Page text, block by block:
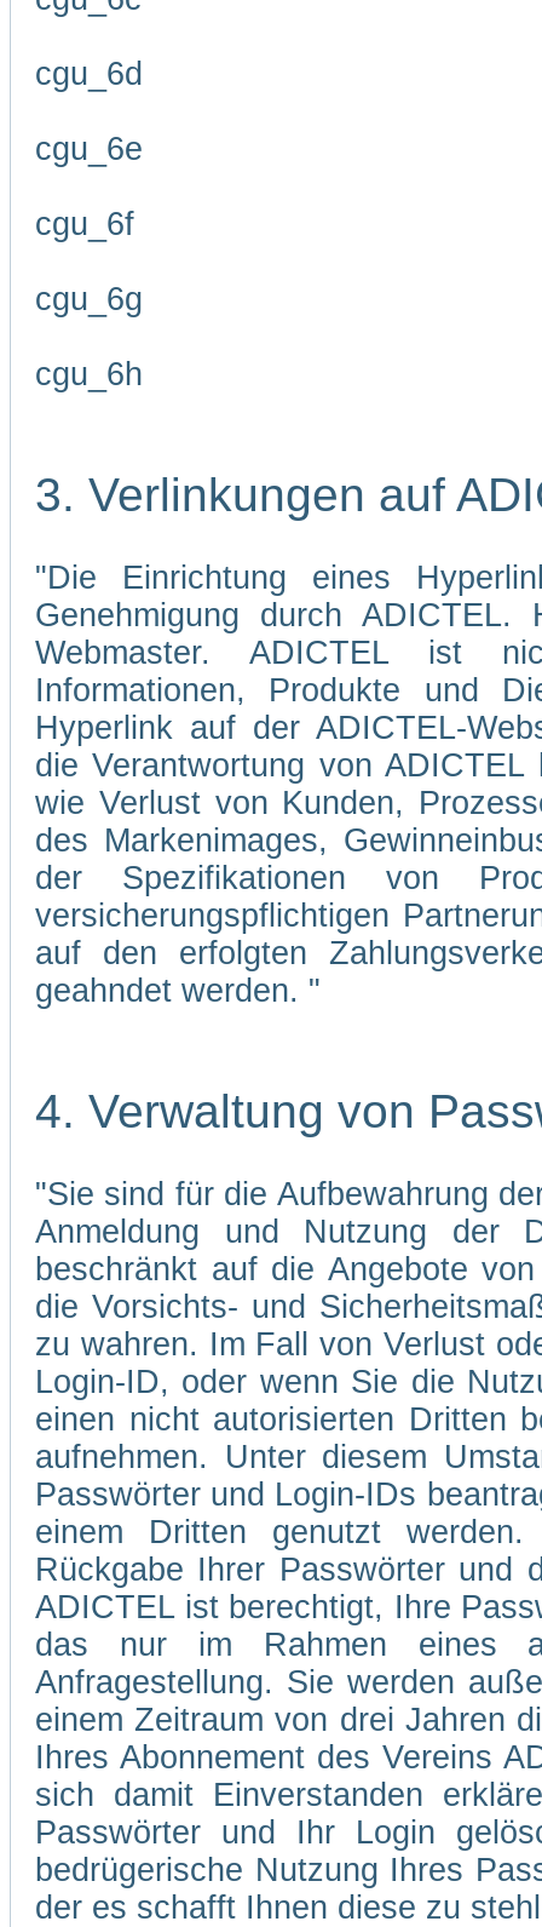
cgu_6d
cgu_6e
cgu_6f
cgu_6g
cgu_6h
3. Verlinkungen auf
"Die Einrichtung eines
Genehmigung durch
Webmaster. ADICTEL ist
Informationen, Produkte und
Hyperlink auf der ADICTEL-
die Verantwortung von
wie Verlust von Kunden,
des Markenimages,
der Spezifikationen von
versicherungspflichtigen
auf den erfolgten
geahndet werden. "
4. Verwaltung von
"Sie sind für die Aufbewahrung
Anmeldung und Nutzung der
beschränkt auf die Angebote
die Vorsichts- und
zu wahren. Im Fall von Verlust
Login-ID, oder wenn Sie die
einen nicht autorisierten Dritten
aufnehmen. Unter diesem
Passwörter und Login-IDs
einem Dritten genutzt
Rückgabe Ihrer Passwörter und
ADICTEL ist berechtigt, Ihre
das nur im Rahmen eines
Anfragestellung. Sie werden
einem Zeitraum von drei Jahren
Ihres Abonnement des Vereins
sich damit Einverstanden
Passwörter und Ihr Login
bedrügerische Nutzung Ihres
der es schafft Ihnen diese zu